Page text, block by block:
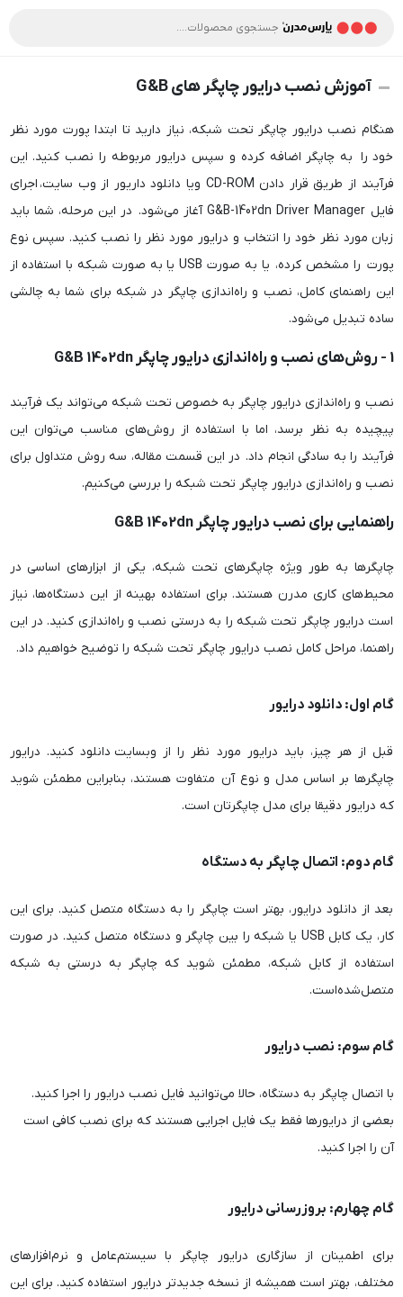
آموزش نصب درایور چاپگر های G&B
هنگام نصب درایور چاپگر تحت شبکه، نیاز دارید تا ابتدا پورت مورد نظر
خود را به چاپگر اضافه کرده و سپس درایور مربوطه را نصب کنید. این
فرآیند از طریق قرار دادن CD-ROM ویا دانلود داریور از وب سایت، اجرای
فایل G&B-1402dn Driver Manager آغاز می‌شود. در این مرحله، شما باید
زبان مورد نظر خود را انتخاب و درایور مورد نظر را نصب کنید. سپس نوع
پورت را مشخص کرده، یا به صورت USB یا به صورت شبکه با استفاده از
این راهنمای کامل، نصب و راه‌اندازی چاپگر در شبکه برای شما به چالشی
ساده تبدیل می‌شود.
1 - روش‌های نصب و راه‌اندازی درایور چاپگر G&B 1402dn
نصب و راه‌اندازی درایور چاپگر به خصوص تحت شبکه می‌تواند یک فرآیند
پیچیده به نظر برسد، اما با استفاده از روش‌های مناسب می‌توان این
فرآیند را به سادگی انجام داد. در این قسمت مقاله، سه روش متداول برای
نصب و راه‌اندازی درایور چاپگر تحت شبکه را بررسی می‌کنیم.
راهنمایی برای نصب درایور چاپگر G&B 1402dn
چاپگرها به طور ویژه چاپگرهای تحت شبکه، یکی از ابزارهای اساسی در
محیط‌های کاری مدرن هستند. برای استفاده بهینه از این دستگاه‌ها، نیاز
است درایور چاپگر تحت شبکه را به درستی نصب و راه‌اندازی کنید. در این
راهنما، مراحل کامل نصب درایور چاپگر تحت شبکه را توضیح خواهیم داد.
گام اول: دانلود درایور
قبل از هر چیز، باید درایور مورد نظر را از وبسایت دانلود کنید. درایور
چاپگرها بر اساس مدل و نوع آن متفاوت هستند، بنابراین مطمئن شوید
که درایور دقیقا برای مدل چاپگرتان است.
گام دوم: اتصال چاپگر به دستگاه
بعد از دانلود درایور، بهتر است چاپگر را به دستگاه متصل کنید. برای این
کار، یک کابل USB یا شبکه را بین چاپگر و دستگاه متصل کنید. در صورت
استفاده از کابل شبکه، مطمئن شوید که چاپگر به درستی به شبکه
متصل‌شده‌است.
گام سوم: نصب درایور
با اتصال چاپگر به دستگاه، حالا می‌توانید فایل نصب درایور را اجرا کنید.
بعضی از درایورها فقط یک فایل اجرایی هستند که برای نصب کافی است
آن را اجرا کنید.
گام چهارم: بروزرسانی درایور
برای اطمینان از سازگاری درایور چاپگر با سیستم‌عامل و نرم‌افزارهای
مختلف، بهتر است همیشه از نسخه جدیدتر درایور استفاده کنید. برای این